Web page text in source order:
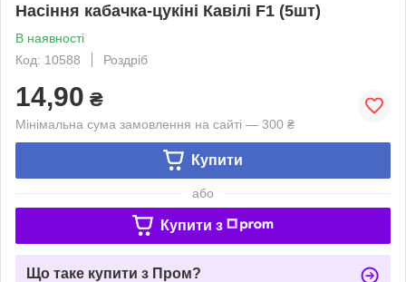
Насіння кабачка-цукіні Кавілі F1 (5шт)
В наявності
Код: 10588
Роздріб
14,90 ₴
Мінімальна сума замовлення на сайті — 300 ₴
Купити
або
Купити з
Що таке купити з Пром?